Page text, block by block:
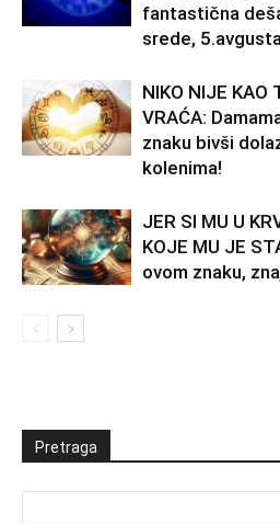
fantastična
srede,
NIKO NIJE KAO
VRAĆA:
znaku bivši
kolenima!
JER SI MU U
KOJE MU JE
ovom znaku,
Pretraga